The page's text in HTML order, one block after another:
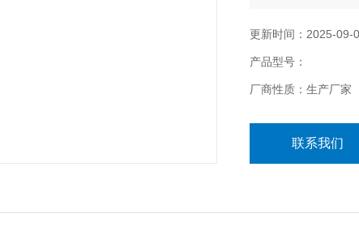
经济等特点。仪器
更新时间：2025-09-
产品型号：
厂商性质：生产厂家
联系我们